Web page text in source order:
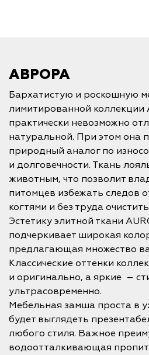
АВРОРА
Бархатистую и роскошную
лимитированной коллекции
практически невозможно
натуральной. При этом она
природный аналог по
и долговечности. Ткань
животным, что позволит
питомцев избежать следов
когтями и без труда
Эстетику элитной ткани
подчеркивает широкая
предлагающая множество
Классические оттенки
и оригинально, а яркие –
ультрасовременно.
Мебельная замша проста в
будет выглядеть
любого стиля. Важное
водоотталкивающая